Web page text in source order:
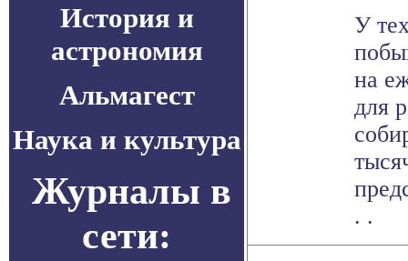
История и
астрономия
Альмагест
Наука и культура
Журналы в
сети:
У
на
для
. .